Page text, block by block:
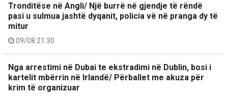
Tronditëse në Angli/ Një burrë në gjendje të rëndë
pasi u sulmua jashtë dyqanit, policia vë në pranga dy të
mitur
09/08 21:30
Nga arrestimi në Dubai te ekstradimi në Dublin, bosi i
kartelit mbërrin në Irlandë/ Përballet me akuza për
krim të organizuar